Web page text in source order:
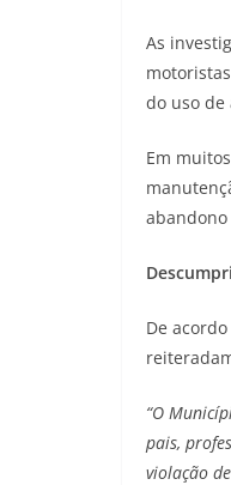
As
do uso de
Em
abandono
De
“O
pais,
violação